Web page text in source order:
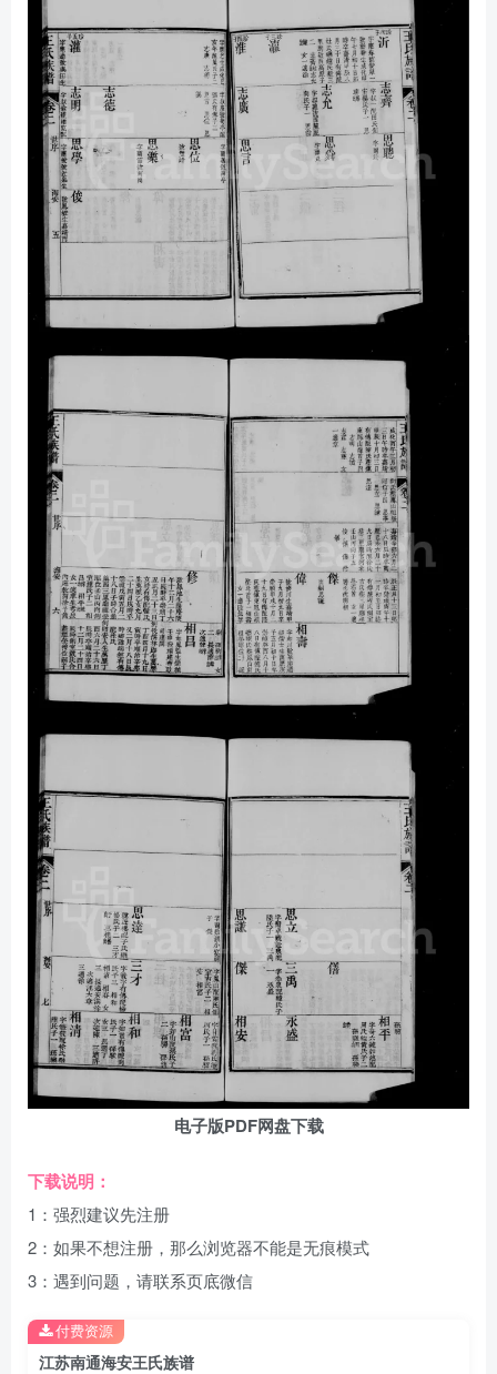
电子版PDF网盘下载
下载说明：
1：强烈建议先注册
2：如果不想注册，那么浏览器不能是无痕模式
3：遇到问题，请联系页底微信
江苏南通海安王氏族谱
付费资源